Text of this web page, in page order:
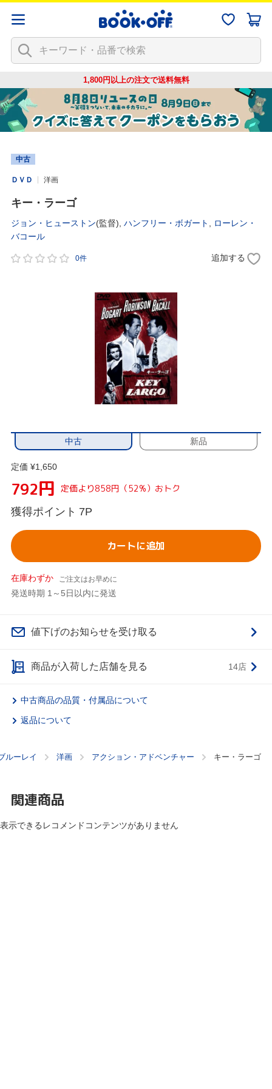
1,800円以上の注文で送料無料
中古
ＤＶＤ 洋画
キー・ラーゴ
ジョン・ヒューストン(監督), ハンフリー・ボガート
ローレン・
バコール
0件 追加する
中古 新品
定価 ¥1,650
792円 定価より858円（52%）おトク
獲得ポイント 7P
カートに追加
在庫わずか ご注文はお早めに
発送時期 1～5日以内に発送
値下げのお知らせを受け取る
商品が入荷した店舗を見る 14店
中古商品の品質・付属品について
返品について
ルーレイ 洋画 アクション・アドベンチャー キー・ラーゴ
関連商品
表示できるレコメンドコンテンツがありません